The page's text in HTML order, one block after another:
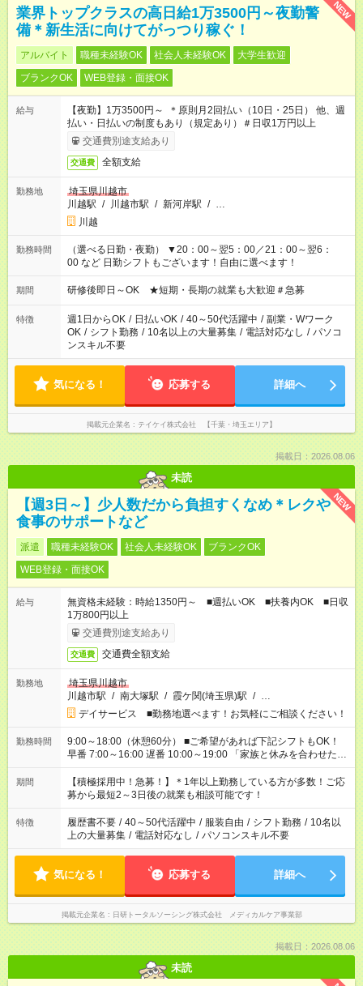
NEW
業界トップクラスの高日給1万3500円～夜勤警
備＊新生活に向けてがっつり稼ぐ！
アルバイト 職種未経験OK 社会人未経験OK
大学生歓迎
ブランクOK
WEB登録・面接OK
給与
【夜勤】1万3500円～ ＊原則月2回払い（10日・25日） 他、週
払い・日払いの制度もあり（規定あり）＃日収1万円以上
交通費別途支給あり
交通費 全額支給
勤務地
埼玉県川越市
川越駅 / 川越市駅 / 新河岸駅 / …
川越
勤務時間
（選べる日勤・夜勤） ▼20：00～翌5：00／21：00～翌6：
00 など 日勤シフトもございます！自由に選べます！
期間 研修後即日～OK ★短期・長期の就業も大歓迎＃急募
特徴 週1日からOK / 日払いOK / 40～50代活躍中 / 副業・Wワーク
OK / シフト勤務 / 10名以上の大量募集 / 電話対応なし / パソコ
ンスキル不要
気になる！ 応募する 詳細へ
掲載元企業名 テイケイ株式会社 【千葉・埼玉エリア】
掲載日：2026.08.06
未読
NEW
【週3日～】少人数だから負担すくなめ＊レクや
食事のサポートなど
派遣 職種未経験OK 社会人未経験OK
ブランクOK
WEB登録・面接OK
給与
無資格未経験：時給1350円～ ■週払いOK ■扶養内OK ■日収
1万800円以上
交通費別途支給あり
交通費 交通費全額支給
勤務地
埼玉県川越市
川越市駅 / 南大塚駅 / 霞ケ関(埼玉県)駅 / …
デイサービス ■勤務地選べます！お気軽にご相談ください！
勤務時間
9:00～18:00（休憩60分） ■ご希望があれば下記シフトもOK！
早番 7:00～16:00 遅番 10:00～19:00 「家族と休みを合わせた
い」 「余裕を持って夕飯の準備がしたい」 「できれば残業はし
たくない」 など、ご希望を教えてくださいね。 ※Wワーク希望
の方へ 今ご覧のお仕事で希望する勤務時間と、もう1つのお仕事
の勤務時間。 合計で週40時間を超える場合は応募できません。
期間
【積極採用中！急募！】＊1年以上勤務している方が多数！ご応
募から最短2～3日後の就業も相談可能です！
特徴 履歴書不要 / 40～50代活躍中 / 服装自由 / シフト勤務 / 10名以
上の大量募集 / 電話対応なし / パソコンスキル不要
気になる！ 応募する 詳細へ
掲載元企業名 日研トータルソーシング株式会社 メディカルケア事業部
掲載日：2026.08.06
未読